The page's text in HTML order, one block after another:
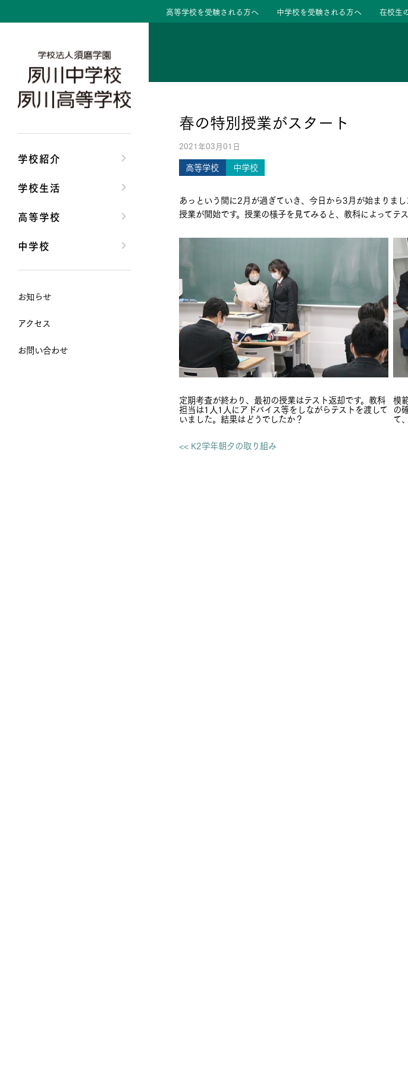
高等学校を受験される方へ 中学校を受験される方へ 在校生
春の特別授業がスタート
2021年03月01日
高等学校 中学校
あっという間に2月が過ぎていき、今日から3月が始まりま
授業が開始です。授業の様子を見てみると、教科によってテ
定期考査が終わり、最初の授業はテスト返却です。教科
担当は1人1人にアドバイス等をしながらテストを渡して
いました。結果はどうでしたか？
模
の
て
<< K2学年朝夕の取り組み
学校紹介
学校生活
高等学校
中学校
お知らせ
アクセス
お問い合わせ
安心して任せられる学校
沿革
大学合格実績
夙川ブログ
制服紹介
高校の教育方針／特色
特進コース／進学コース
先輩たちの声・生徒たちの声
中学校の教育方針／特色
Aコース／Bコース
先輩たちの声・生徒たちの声